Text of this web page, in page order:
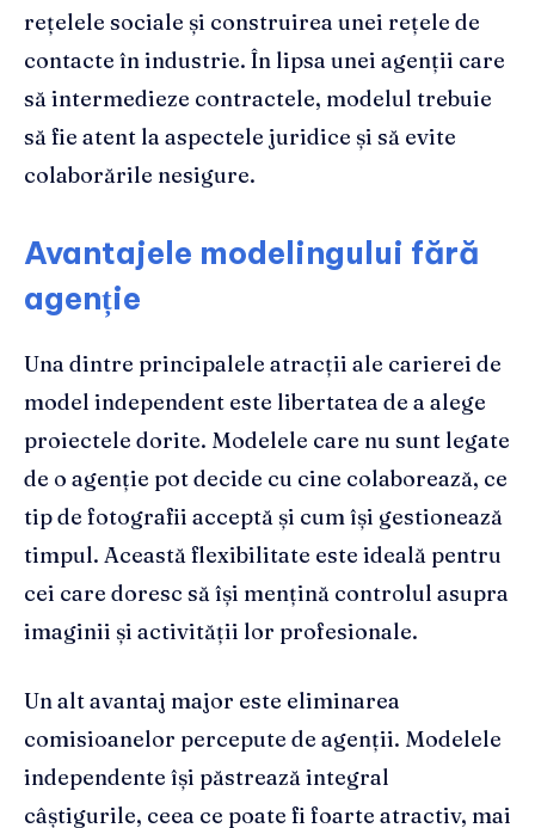
rețelele sociale și construirea unei rețele de
contacte în industrie. În lipsa unei agenții care
să intermedieze contractele, modelul trebuie
să fie atent la aspectele juridice și să evite
colaborările nesigure.
Avantajele modelingului fără
agenție
Una dintre principalele atracții ale carierei de
model independent este libertatea de a alege
proiectele dorite. Modelele care nu sunt legate
de o agenție pot decide cu cine colaborează, ce
tip de fotografii acceptă și cum își gestionează
timpul. Această flexibilitate este ideală pentru
cei care doresc să își mențină controlul asupra
imaginii și activității lor profesionale.
Un alt avantaj major este eliminarea
comisioanelor percepute de agenții. Modelele
independente își păstrează integral
câștigurile, ceea ce poate fi foarte atractiv, mai